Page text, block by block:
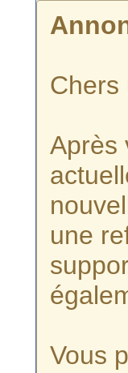
Chers
Après
une
Vous